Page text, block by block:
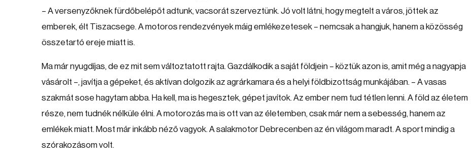
– A versenyzőknek fürdőbelépőt adtunk, vacsorát szerveztünk. Jó volt látni, hogy megtelt a város, jöttek az
emberek, élt Tiszacsege. A motoros rendezvények máig emlékezetesek – nemcsak a hangjuk, hanem a közösség
összetartó ereje miatt is.
Ma már nyugdíjas, de ez mit sem változtatott rajta. Gazdálkodik a saját földjein – köztük azon is, amit még a nagyapja
vásárolt –, javítja a gépeket, és aktívan dolgozik az agrárkamara és a helyi földbizottság munkájában. – A vasas
szakmát sose hagytam abba. Ha kell, ma is hegesztek, gépet javítok. Az ember nem tud tétlen lenni. A föld az életem
része, nem tudnék nélküle élni. A motorozás ma is ott van az életemben, csak már nem a sebesség, hanem az
emlékek miatt. Most már inkább néző vagyok. A salakmotor Debrecenben az én világom maradt. A sport mindig a
szórakozásom volt.